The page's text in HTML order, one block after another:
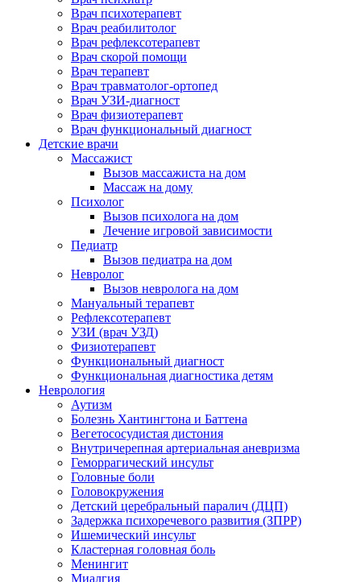
Врач психотерапевт
Врач реабилитолог
Врач рефлексотерапевт
Врач скорой помощи
Врач терапевт
Врач травматолог-ортопед
Врач УЗИ-диагност
Врач физиотерапевт
Врач функциональный диагност
Детские врачи
Массажист
Вызов массажиста на дом
Массаж на дому
Психолог
Вызов психолога на дом
Лечение игровой зависимости
Педиатр
Вызов педиатра на дом
Невролог
Вызов невролога на дом
Мануальный терапевт
Рефлексотерапевт
УЗИ (врач УЗД)
Физиотерапевт
Функциональный диагност
Функциональная диагностика детям
Неврология
Аутизм
Болезнь Хантингтона и Баттена
Вегетососудистая дистония
Внутричерепная артериальная аневризма
Геморрагический инсульт
Головные боли
Головокружения
Детский церебральный паралич (ДЦП)
Задержка психоречевого развития (ЗПРР)
Ишемический инсульт
Кластерная головная боль
Менингит
Миалгия